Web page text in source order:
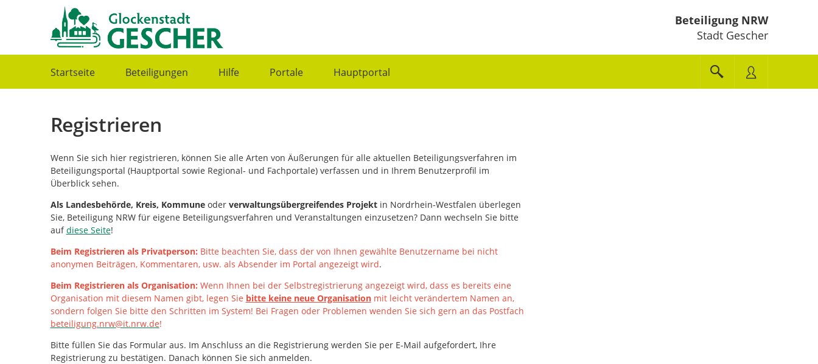
Beteiligung NRW
Stadt Gescher
Startseite Beteiligungen Hilfe Portale Hauptportal
Registrieren
Wenn Sie sich hier registrieren, können Sie alle Arten von Äußerungen für alle aktuellen Beteiligungsverfahren im
Beteiligungsportal (Hauptportal sowie Regional- und Fachportale) verfassen und in Ihrem Benutzerprofil im
Überblick sehen.
Als Landesbehörde, Kreis, Kommuneoder verwaltungsübergreifendes Projekt in Nordrhein-Westfalen überlegen
Sie, Beteiligung NRW für eigene Beteiligungsverfahren und Veranstaltungen einzusetzen? Dann wechseln Sie bitte
aufdiese Seite!
Beim Registrieren als Privatperson: Bitte beachten Sie, dass der von Ihnen gewählte Benutzername bei nicht
anonymen Beiträgen, Kommentaren, usw. als Absender im Portal angezeigt wird.
Beim Registrieren als Organisation: Wenn Ihnen bei der Selbstregistrierung angezeigt wird, dass es bereits eine
Organisation mit diesem Namen gibt, legen Sie bitte keine neue Organisationmit leicht verändertem Namen an,
sondern folgen Sie bitte den Schritten im System! Bei Fragen oder Problemen wenden Sie sich gern an das Postfach
beteiligung.nrw@it.nrw.de!
Bitte füllen Sie das Formular aus. Im Anschluss an die Registrierung werden Sie per E-Mail aufgefordert, Ihre
Registrierung zu bestätigen. Danach können Sie sich anmelden.